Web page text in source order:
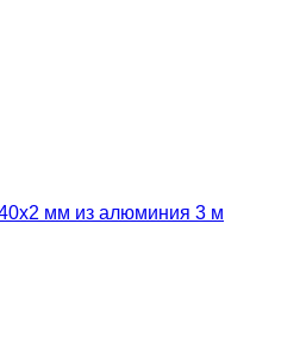
мм из алюминия 3 м